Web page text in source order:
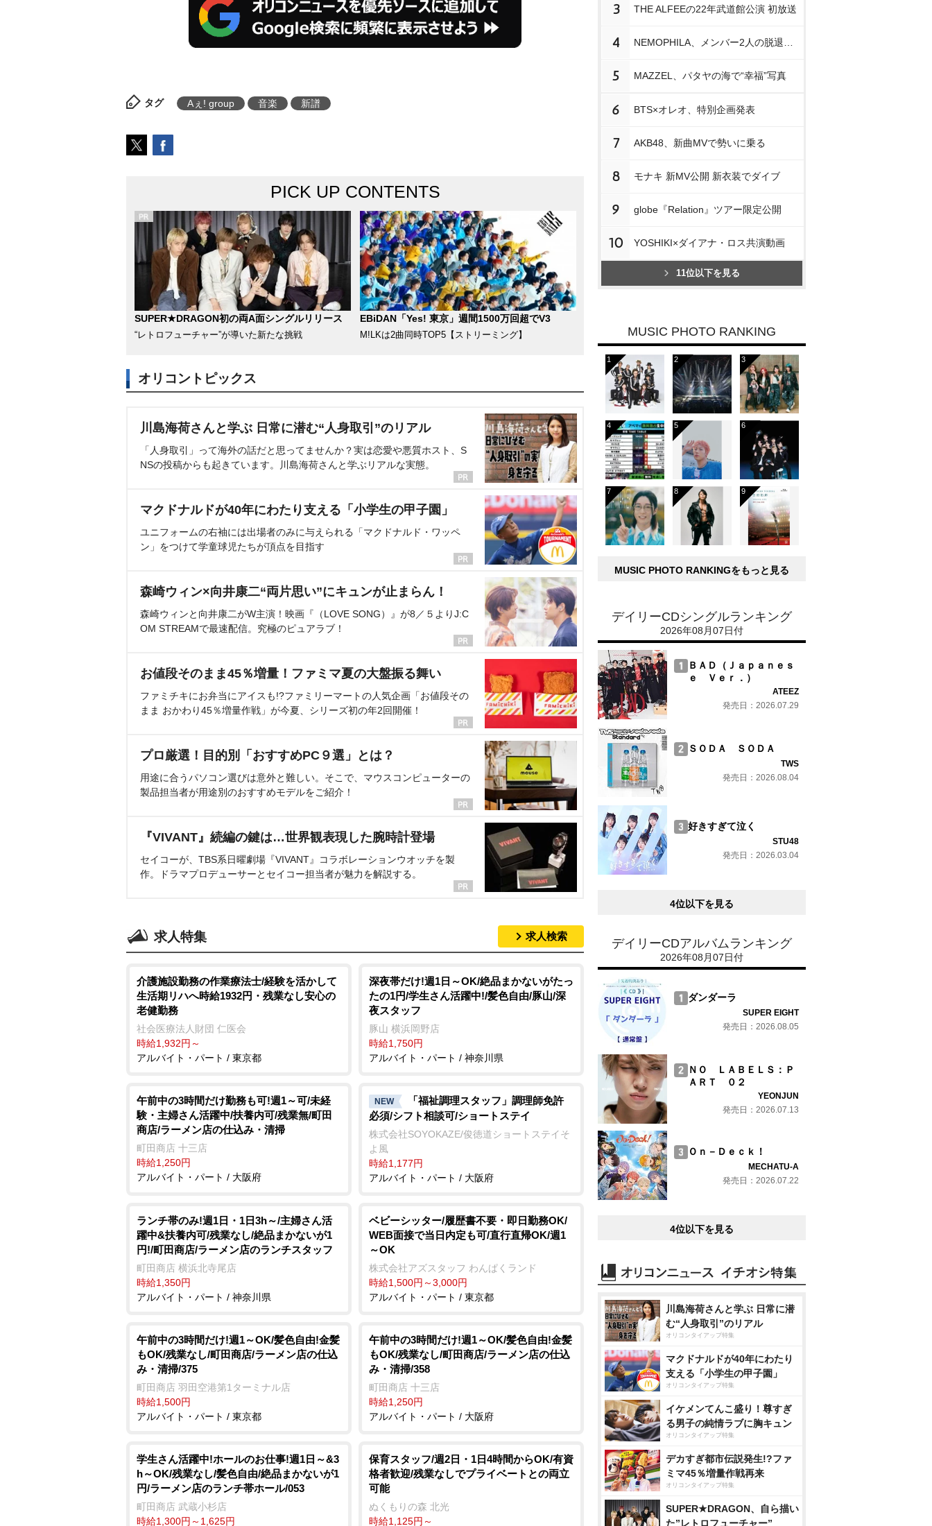
タグ Aぇ! group 音楽 新譜
PICK UP CONTENTS
SUPER★DRAGON初の両A面シングルリリース
“レトロフューチャー”が導いた新たな挑戦
EBiDAN「Yes! 東京」週間1500万回超でV3
M!LKは2曲同時TOP5【ストリーミング】
オリコントピックス
川島海荷さんと学ぶ 日常に潜む“人身取引”のリアル
「人身取引」って海外の話だと思ってませんか？実は恋愛や悪質ホスト、S
NSの投稿からも起きています。川島海荷さんと学ぶリアルな実態。
マクドナルドが40年にわたり支える「小学生の甲子園」
ユニフォームの右袖には出場者のみに与えられる「マクドナルド・ワッペ
ン」をつけて学童球児たちが頂点を目指す
森崎ウィン×向井康二“両片思い”にキュンが止まらん！
森崎ウィンと向井康二がW主演！映画『（LOVE SONG）』が8／５よりJ:C
OM STREAMで最速配信。究極のピュアラブ！
お値段そのまま45％増量！ファミマ夏の大盤振る舞い
ファミチキにお弁当にアイスも!?ファミリーマートの人気企画「お値段その
まま おかわり45％増量作戦」が今夏、シリーズ初の年2回開催！
プロ厳選！目的別「おすすめPC９選」とは？
用途に合うパソコン選びは意外と難しい。そこで、マウスコンピューターの
製品担当者が用途別のおすすめモデルをご紹介！
『VIVANT』続編の鍵は…世界観表現した腕時計登場
セイコーが、TBS系日曜劇場『VIVANT』コラボレーションウオッチを製
作。ドラマプロデューサーとセイコー担当者が魅力を解説する。
求人特集 求人検索
介護施設勤務の作業療法士/経験を活かして
生活期リハへ時給1932円・残業なし安心の
老健勤務
社会医療法人財団 仁医会
時給1,932円～
アルバイト・パート / 東京都
深夜帯だけ!週1日～OK/絶品まかないがたっ
たの1円/学生さん活躍中!/髪色自由/豚山/深
夜スタッフ
豚山 横浜岡野店
時給1,750円
アルバイト・パート / 神奈川県
午前中の3時間だけ勤務も可!週1～可/未経
験・主婦さん活躍中/扶養内可/残業無/町田
商店/ラーメン店の仕込み・清掃
町田商店 十三店
時給1,250円
アルバイト・パート / 大阪府
NEW
「福祉調理スタッフ」調理師免許
必須/シフト相談可/ショートステイ
株式会社SOYOKAZE/俊徳道ショートステイそ
よ風
時給1,177円
アルバイト・パート / 大阪府
ランチ帯のみ!週1日・1日3h～/主婦さん活
躍中&扶養内可/残業なし/絶品まかないが1
円!/町田商店/ラーメン店のランチスタッフ
町田商店 横浜北寺尾店
時給1,350円
アルバイト・パート / 神奈川県
ベビーシッター/履歴書不要・即日勤務OK/
WEB面接で当日内定も可/直行直帰OK/週1
～OK
株式会社アズスタッフ わんぱくランド
時給1,500円～3,000円
アルバイト・パート / 東京都
午前中の3時間だけ!週1～OK/髪色自由!金髪
もOK/残業なし/町田商店/ラーメン店の仕込
み・清掃/375
町田商店 羽田空港第1ターミナル店
時給1,500円
アルバイト・パート / 東京都
午前中の3時間だけ!週1～OK/髪色自由!金髪
もOK/残業なし/町田商店/ラーメン店の仕込
み・清掃/358
町田商店 十三店
時給1,250円
アルバイト・パート / 大阪府
学生さん活躍中!ホールのお仕事!週1日～&3
h～OK/残業なし/髪色自由/絶品まかないが1
円/ラーメン店のランチ帯ホール/053
町田商店 武蔵小杉店
時給1,300円～1,625円
保育スタッフ/週2日・1日4時間からOK/有資
格者歓迎/残業なしでプライベートとの両立
可能
ぬくもりの森 北光
時給1,125円～
3 THE ALFEEの22年武道館公演 初放送
4
5 MAZZEL、パタヤの海で“幸福”写真
6 BTS×オレオ、特別企画発表
7 AKB48、新曲MVで勢いに乗る
8 モナキ 新MV公開 新衣装でダイブ
9 globe『Relation』ツアー限定公開
10 YOSHIKI×ダイアナ・ロス共演動画
11位以下を見る
MUSIC PHOTO RANKING
MUSIC PHOTO RANKINGをもっと見る
デイリーCDシングルランキング
2026年08月07日付
ＢＡＤ（Ｊａｐａｎｅｓ
ｅ Ｖｅｒ．）
ATEEZ
発売日：2026.07.29
ＳＯＤＡ ＳＯＤＡ
TWS
発売日：2026.08.04
好きすぎて泣く
STU48
発売日：2026.03.04
4位以下を見る
デイリーCDアルバムランキング
2026年08月07日付
ダンダーラ
SUPER EIGHT
発売日：2026.08.05
ＮＯ ＬＡＢＥＬＳ：Ｐ
ＡＲＴ ０２
YEONJUN
発売日：2026.07.13
Ｏｎ－Ｄｅｃｋ！
MECHATU-A
発売日：2026.07.22
4位以下を見る
川島海荷さんと学ぶ 日常に潜
む“人身取引”のリアル
オリコンタイアップ特集
マクドナルドが40年にわたり
支える「小学生の甲子園」
オリコンタイアップ特集
イケメンてんこ盛り！尊すぎ
る男子の純情ラブに胸キュン
オリコンタイアップ特集
デカすぎ都市伝説発生!?ファ
ミマ45％増量作戦再来
オリコンタイアップ特集
SUPER★DRAGON、自ら描い
た”レトロフューチャー”